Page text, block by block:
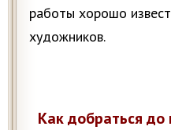
работы хорошо
художников.
Как добраться